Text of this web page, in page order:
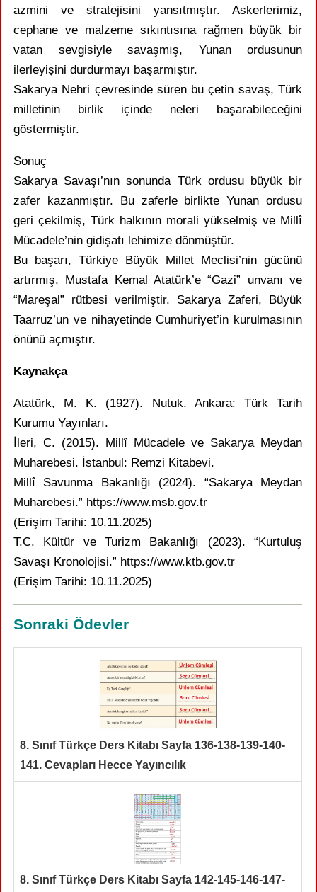
azmini ve stratejisini yansıtmıştır. Askerlerimiz,
cephane ve malzeme sıkıntısına rağmen büyük bir
vatan sevgisiyle savaşmış, Yunan ordusunun
ilerleyişini durdurmayı başarmıştır.
Sakarya Nehri çevresinde süren bu çetin savaş, Türk
milletinin birlik içinde neleri başarabileceğini
göstermiştir.
Sonuç
Sakarya Savaşı’nın sonunda Türk ordusu büyük bir
zafer kazanmıştır. Bu zaferle birlikte Yunan ordusu
geri çekilmiş, Türk halkının morali yükselmiş ve Millî
Mücadele’nin gidişatı lehimize dönmüştür.
Bu başarı, Türkiye Büyük Millet Meclisi’nin gücünü
artırmış, Mustafa Kemal Atatürk’e “Gazi” unvanı ve
“Mareşal” rütbesi verilmiştir. Sakarya Zaferi, Büyük
Taarruz’un ve nihayetinde Cumhuriyet’in kurulmasının
önünü açmıştır.
Kaynakça
Atatürk, M. K. (1927). Nutuk. Ankara: Türk Tarih
Kurumu Yayınları.
İleri, C. (2015). Millî Mücadele ve Sakarya Meydan
Muharebesi. İstanbul: Remzi Kitabevi.
Millî Savunma Bakanlığı (2024). “Sakarya Meydan
Muharebesi.” https://www.msb.gov.tr
(Erişim Tarihi: 10.11.2025)
T.C. Kültür ve Turizm Bakanlığı (2023). “Kurtuluş
Savaşı Kronolojisi.” https://www.ktb.gov.tr
(Erişim Tarihi: 10.11.2025)
Sonraki Ödevler
8. Sınıf Türkçe Ders Kitabı Sayfa 136-138-139-140-
141. Cevapları Hecce Yayıncılık
8. Sınıf Türkçe Ders Kitabı Sayfa 142-145-146-147-